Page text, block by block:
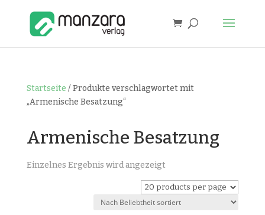
Startseite / Produkte verschlagwortet mit
„Armenische Besatzung“
Armenische Besatzung
Einzelnes Ergebnis wird angezeigt